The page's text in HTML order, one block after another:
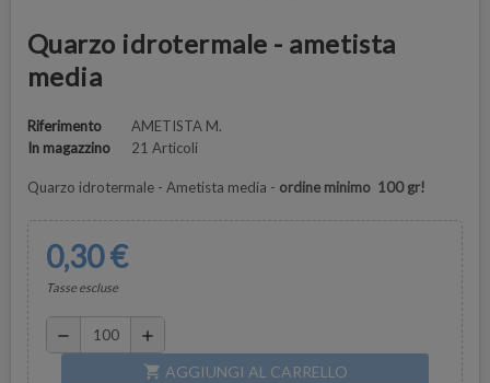
Quarzo idrotermale - ametista
media
Riferimento
AMETISTA M.
In magazzino
21 Articoli
Quarzo idrotermale - Ametista media - ordine minimo 100 gr!
0,30 €
Tasse escluse
remove add
shopping_cart AGGIUNGI AL CARRELLO